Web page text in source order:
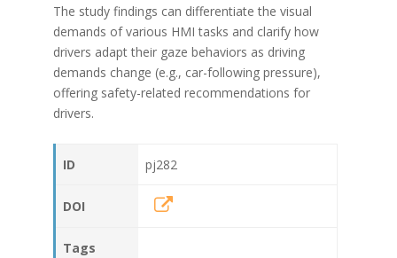
The study findings can differentiate the visual
demands of various HMI tasks and clarify how
drivers adapt their gaze behaviors as driving
demands change (e.g., car-following pressure),
offering safety-related recommendations for
drivers.
ID pj282
DOI
Tags